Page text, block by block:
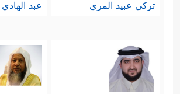
تركي عبيد المري عبد